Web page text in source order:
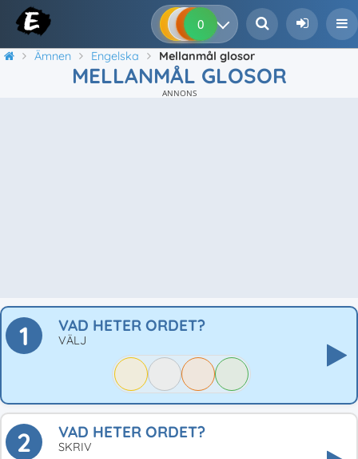
0 0 0
Ämnen Engelska Mellanmål glosor
MELLANMÅL GLOSOR
ANNONS
1 VAD HETER ORDET?
VÄLJ
2 VAD HETER ORDET?
SKRIV